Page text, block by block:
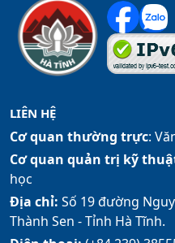
LIÊN HỆ
Cơ quan thường trực:
Cơ quan quản trị kỹ
học
Địa chỉ: Số 19 đường
Thành Sen - Tỉnh Hà Tĩnh.